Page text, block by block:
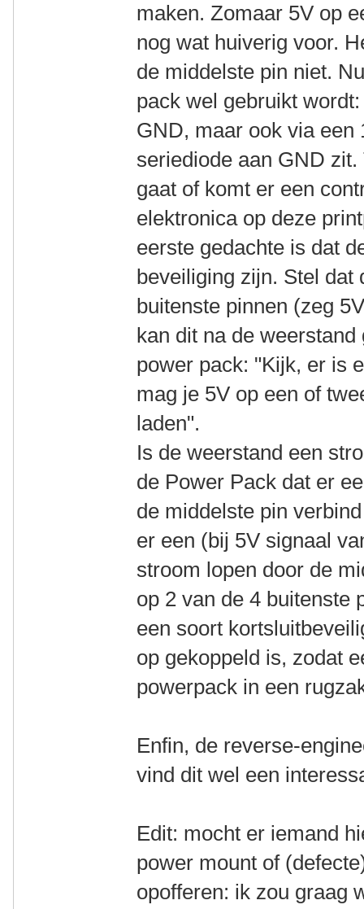
maken. Zomaar 5V op
nog wat huiverig voor.
de middelste pin niet.
pack wel gebruikt
GND, maar ook via een
seriediode aan GND
gaat of komt er een
elektronica op deze
eerste gedachte is dat
beveiliging zijn. Stel dat
buitenste pinnen (zeg
kan dit na de
power pack: "Kijk, er is
mag je 5V op een of
laden".
Is de weerstand een
de Power Pack dat er
de middelste pin
er een (bij 5V signaal
stroom lopen door de
op 2 van de 4 buitenste
een soort
op gekoppeld is, zodat
powerpack in een
Enfin, de reverse-
vind dit wel een
Edit: mocht er iemand
power mount of
opofferen: ik zou graag